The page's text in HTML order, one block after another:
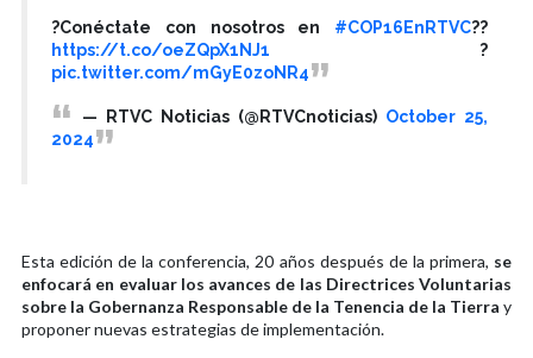
?Conéctate con nosotros en #COP16EnRTVC??
https://t.co/oeZQpX1NJ1 ?
pic.twitter.com/mGyE0zoNR4
— RTVC Noticias (@RTVCnoticias) October 25,
2024
Esta edición de la conferencia, 20 años después de la primera, se
enfocará en evaluar los avances de las Directrices Voluntarias
sobre la Gobernanza Responsable de la Tenencia de la Tierra y
proponer nuevas estrategias de implementación.